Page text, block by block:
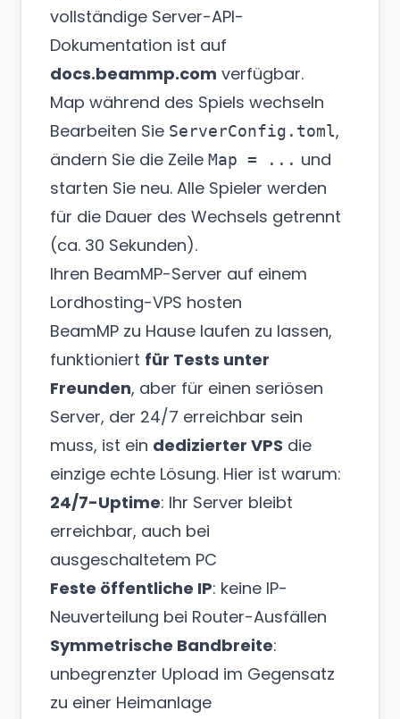
vollständige Server-API-
Dokumentation ist auf
docs.beammp.com verfügbar.
Map während des Spiels wechseln
Bearbeiten Sie ServerConfig.toml,
ändern Sie die Zeile Map = ... und
starten Sie neu. Alle Spieler werden
für die Dauer des Wechsels getrennt
(ca. 30 Sekunden).
Ihren BeamMP-Server auf einem
Lordhosting-VPS hosten
BeamMP zu Hause laufen zu lassen,
funktioniert für Tests unter
Freunden, aber für einen seriösen
Server, der 24/7 erreichbar sein
muss, ist ein dedizierter VPS die
einzige echte Lösung. Hier ist warum:
24/7-Uptime: Ihr Server bleibt
erreichbar, auch bei
ausgeschaltetem PC
Feste öffentliche IP: keine IP-
Neuverteilung bei Router-Ausfällen
Symmetrische Bandbreite:
unbegrenzter Upload im Gegensatz
zu einer Heimanlage